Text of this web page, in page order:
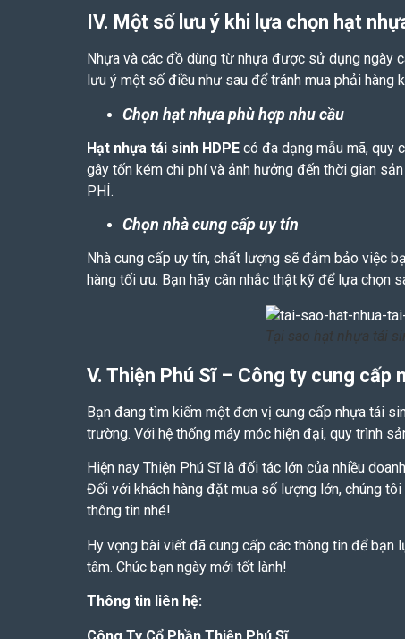
IV. Một số lưu ý khi lựa chọn hạt
Nhựa và các đồ dùng từ nhựa được sử dụng ngày
lưu ý một số điều như sau để tránh mua phải hàng
Chọn hạt nhựa phù hợp nhu cầu
Hạt nhựa tái sinh HDPE có đa dạng mẫu mã, quy
gây tốn kém chi phí và ảnh hưởng đến thời gian
PHÍ.
Chọn nhà cung cấp uy tín
Nhà cung cấp uy tín, chất lượng sẽ đảm bảo việc
hàng tối ưu. Bạn hãy cân nhắc thật kỹ để lựa chọn
Tại sao hạt nhựa tái
V. Thiện Phú Sĩ – Công ty cung cấp
Bạn đang tìm kiếm một đơn vị cung cấp nhựa tái
trường. Với hệ thống máy móc hiện đại, quy trình
Hiện nay Thiện Phú Sĩ là đối tác lớn của nhiều
Đối với khách hàng đặt mua số lượng lớn, chúng
thông tin nhé!
Hy vọng bài viết đã cung cấp các thông tin để bạn
tâm. Chúc bạn ngày mới tốt lành!
Thông tin liên hệ:
Công Ty Cổ Phần Thiện Phú Sĩ